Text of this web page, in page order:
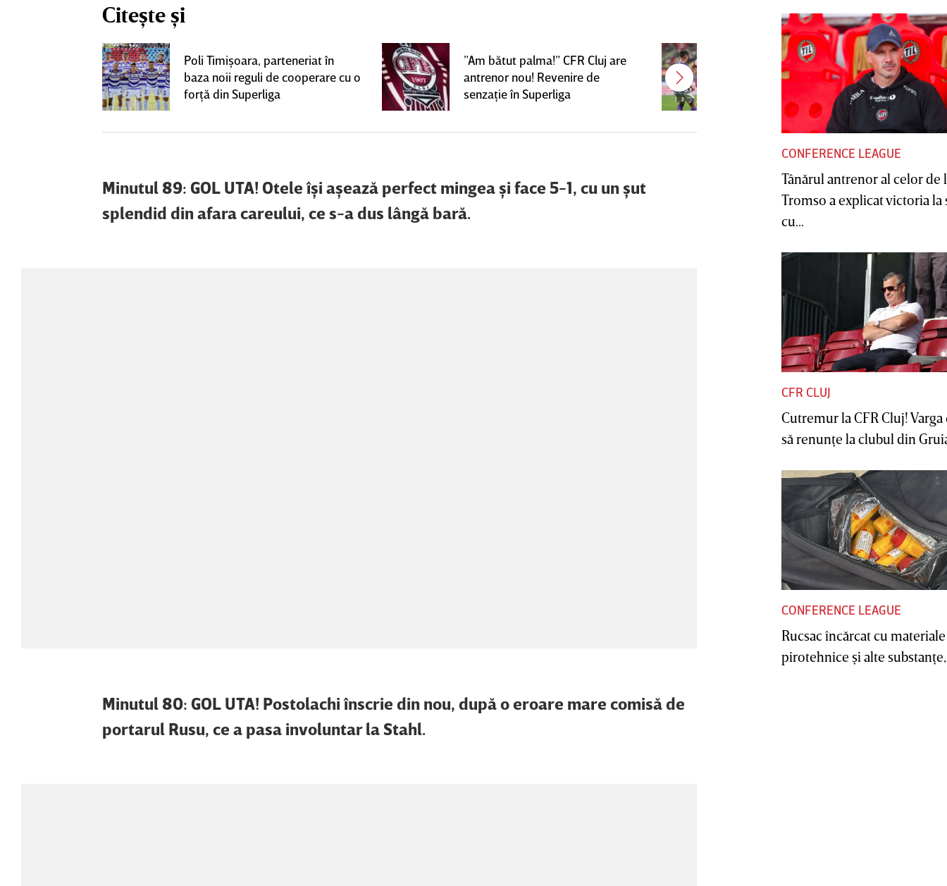
Citește și
Poli Timişoara, parteneriat în
baza noii reguli de cooperare cu o
forţă din Superliga
”Am bătut palma!” CFR Cluj are
antrenor nou! Revenire de
senzaţie în Superliga
Se prevede un „război” între
Jayson Papeau şi suporterii lui
UTA! Fanii arădeni au fost scoşi
din sărite de ce a făcut francezul
la finalul meciului cu Rapid: „Un
gest pe care nu îl putem accepta”
Minutul 89: GOL UTA! Otele îşi aşează perfect mingea şi face 5-1, cu un şut
splendid din afara careului, ce s-a dus lângă bară.
Minutul 80: GOL UTA! Postolachi înscrie din nou, după o eroare mare comisă de
portarul Rusu, ce a pasa involuntar la Stahl.
CONFERENCE LEAGUE
Tânărul antrenor al celor de
Tromso a explicat victoria la
cu...
CFR CLUJ
Cutremur la CFR Cluj! Varga
să renunţe la clubul din
CONFERENCE LEAGUE
Rucsac încărcat cu materiale
pirotehnice şi alte substanţe,